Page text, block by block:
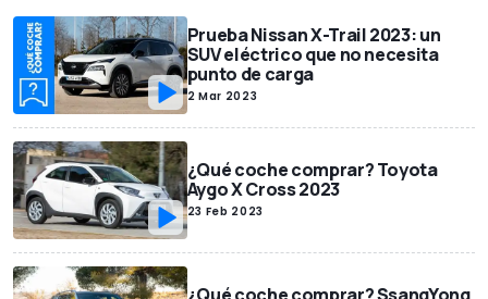
Prueba Nissan X-Trail 2023: un
SUV eléctrico que no necesita
punto de carga
2 Mar 2023
¿Qué coche comprar? Toyota
Aygo X Cross 2023
23 Feb 2023